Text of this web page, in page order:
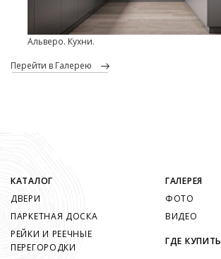
Альверо. Кухни.
перейти в Галерею
КАТАЛОГ
ДВЕРИ
ПАРКЕТНАЯ ДОСКА
РЕЙКИ И РЕЕЧНЫЕ
ПЕРЕГОРОДКИ
ГАЛЕРЕЯ
ФОТО
ВИДЕО
ГДЕ КУПИТЬ